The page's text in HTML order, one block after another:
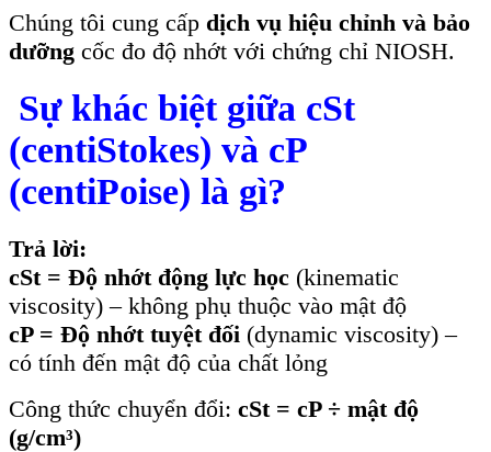
Chúng tôi cung cấp dịch vụ hiệu chỉnh và bảo
dưỡng cốc đo độ nhớt với chứng chỉ NIOSH.
Sự khác biệt giữa cSt
(centiStokes) và cP
(centiPoise) là gì?
Trả lời:
cSt = Độ nhớt động lực học (kinematic
viscosity) – không phụ thuộc vào mật độ
cP = Độ nhớt tuyệt đối (dynamic viscosity) –
có tính đến mật độ của chất lỏng
Công thức chuyển đổi: cSt = cP ÷ mật độ
(g/cm³)